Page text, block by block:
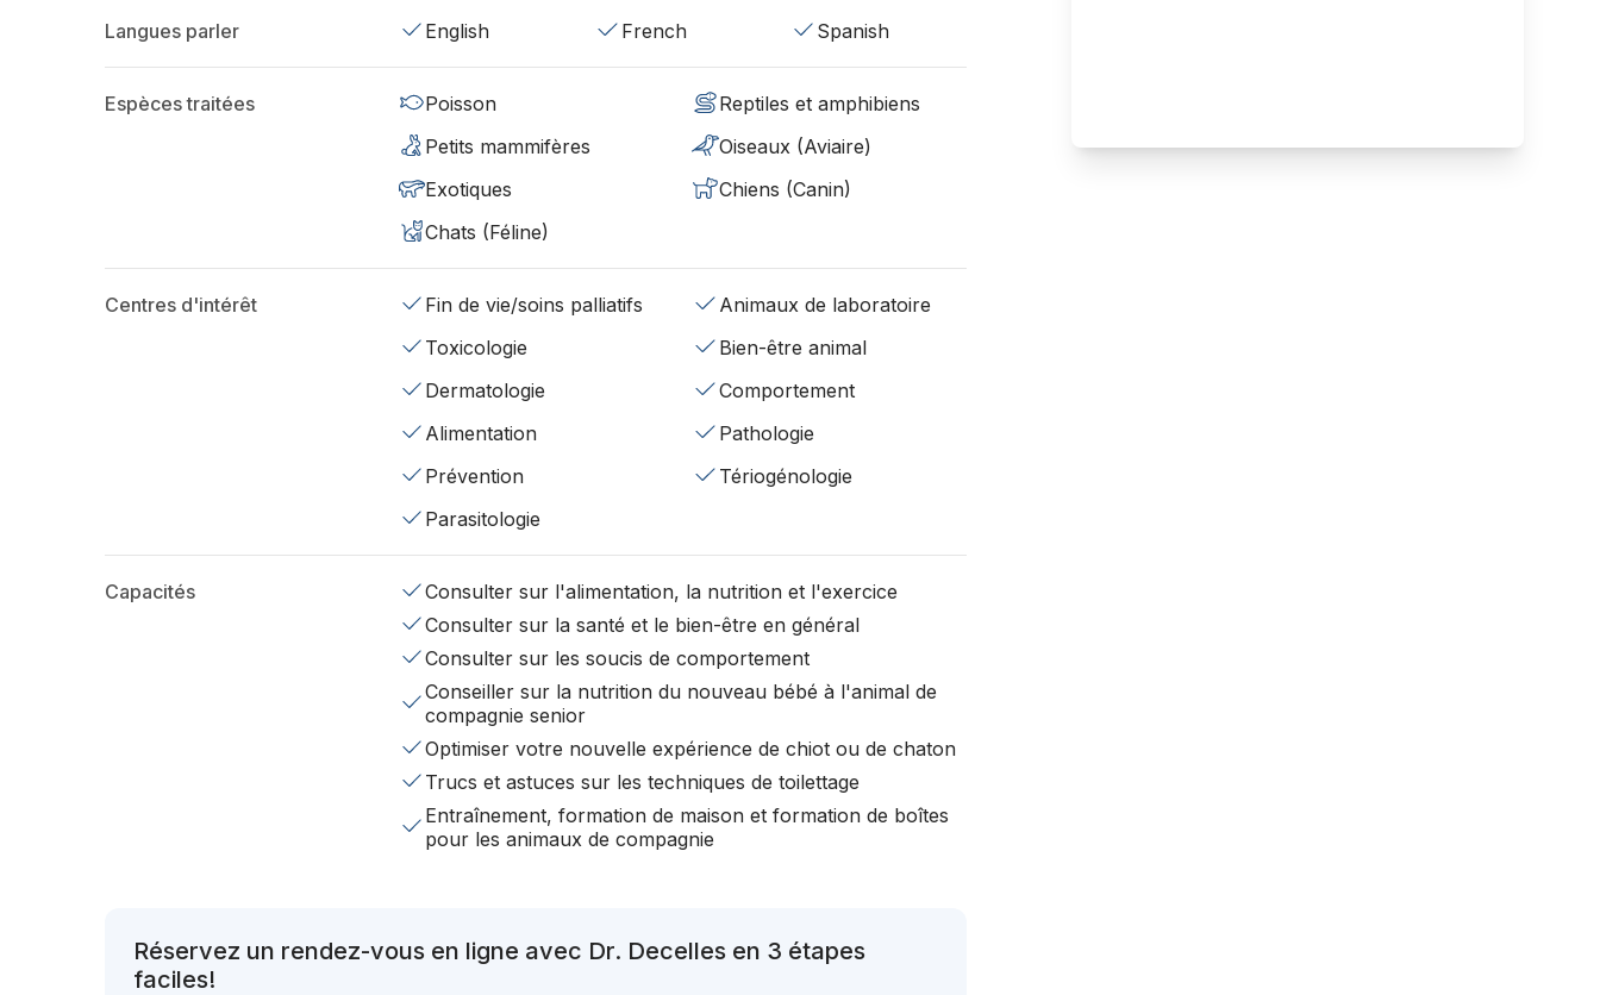
Langues parler English French Spanish
Espèces traitées Poisson
Reptiles et amphibiens
Petits mammifères
Oiseaux (Aviaire)
Exotiques
Chiens (Canin)
Chats (Féline)
Centres d'intérêt Fin de vie/soins palliatifs
Animaux de laboratoire
Toxicologie
Bien-être animal
Dermatologie
Comportement
Alimentation
Pathologie
Prévention
Tériogénologie
Parasitologie
Capacités
Consulter sur l'alimentation, la nutrition et l'exercice
Consulter sur la santé et le bien-être en général
Consulter sur les soucis de comportement
Conseiller sur la nutrition du nouveau bébé à l'animal de
compagnie senior
Optimiser votre nouvelle expérience de chiot ou de chaton
Trucs et astuces sur les techniques de toilettage
Entraînement, formation de maison et formation de boîtes
pour les animaux de compagnie
Réservez un rendez-vous en ligne avec Dr. Decelles en 3 étapes
faciles!